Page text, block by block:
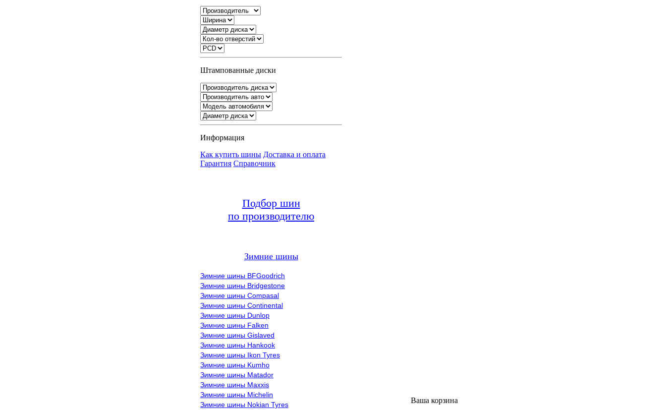
Штампованные диски
Информация
Как купить шины Доставка и оплата
Гарантия Справочник
Подбор шин
по производителю
Зимние шины
Зимние шины BFGoodrich
Зимние шины Bridgestone
Зимние шины Compasal
Зимние шины Continental
Зимние шины Dunlop
Зимние шины Falken
Зимние шины Gislaved
Зимние шины Hankook
Зимние шины Ikon Tyres
Зимние шины Kumho
Зимние шины Matador
Зимние шины Maxxis
Зимние шины Michelin
Зимние шины Nokian Tyres
Ваша корзина